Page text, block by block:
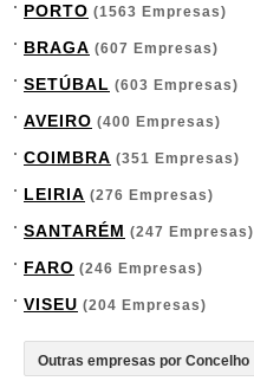
PORTO (1563 Empresas)
BRAGA (607 Empresas)
SETÚBAL (603 Empresas)
AVEIRO (400 Empresas)
COIMBRA (351 Empresas)
LEIRIA (276 Empresas)
SANTARÉM (247 Empresas)
FARO (246 Empresas)
VISEU (204 Empresas)